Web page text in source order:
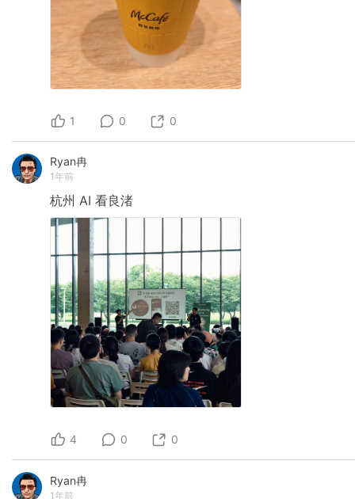
1 0 0
Ryan冉
1年前
杭州 AI 看良渚
4 0 0
Ryan冉
1年前